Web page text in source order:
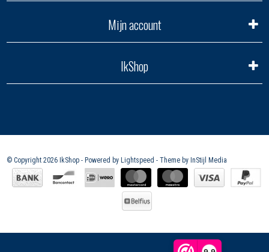
Mijn account
IkShop
© Copyright 2026 IkShop - Powered by Lightspeed - Theme by InStijl Media